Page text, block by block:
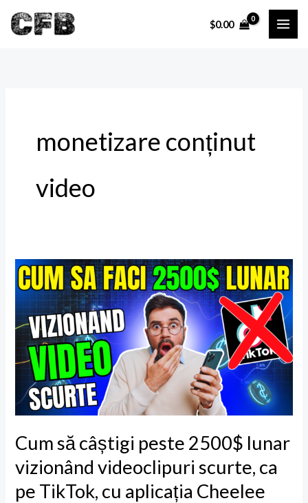
$0.00
monetizare conținut
video
Cum să câștigi peste 2500$ lunar
vizionând videoclipuri scurte, ca
pe TikTok, cu aplicația Cheelee
Cum
să
câștigi
peste
2500$
lunar
vizionând
videoclipuri
scurte,
ca
pe
TikTok,
cu